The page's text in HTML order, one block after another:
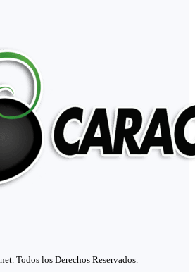
Todos los Derechos Reservados.